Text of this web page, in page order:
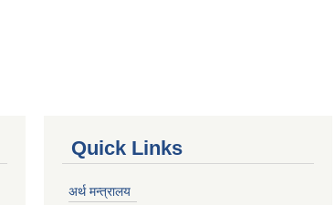
Quick Links
अर्थ मन्त्रालय